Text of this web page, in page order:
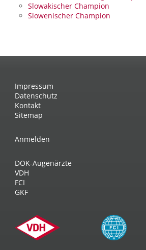
Slowakischer Champion
Slowenischer Champion
Impressum
Datenschutz
Kontakt
Sitemap
Anmelden
DOK-Augenärzte
VDH
FCI
GKF